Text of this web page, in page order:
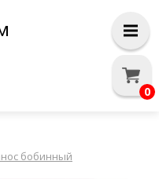
бобинный
0